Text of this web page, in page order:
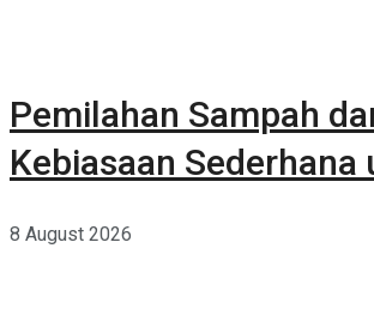
Pemilahan Sampah
Kebiasaan Sederhana
8 August 2026